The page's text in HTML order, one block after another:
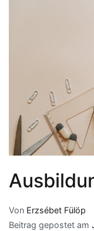
Von Erzsébet Fülöp
Beitrag gepostet am